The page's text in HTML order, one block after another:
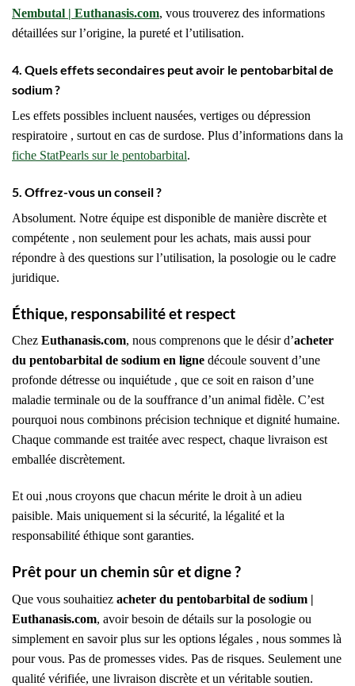
Nembutal | Euthanasis.com, vous trouverez des informations
détaillées sur l’origine, la pureté et l’utilisation.
4. Quels effets secondaires peut avoir le pentobarbital de
sodium ?
Les effets possibles incluent nausées, vertiges ou dépression
respiratoire , surtout en cas de surdose. Plus d’informations dans la
fiche StatPearls sur le pentobarbital.
5. Offrez-vous un conseil ?
Absolument. Notre équipe est disponible de manière discrète et
compétente , non seulement pour les achats, mais aussi pour
répondre à des questions sur l’utilisation, la posologie ou le cadre
juridique.
Éthique, responsabilité et respect
Chez Euthanasis.com, nous comprenons que le désir d’acheter
du pentobarbital de sodium en ligne découle souvent d’une
profonde détresse ou inquiétude , que ce soit en raison d’une
maladie terminale ou de la souffrance d’un animal fidèle. C’est
pourquoi nous combinons précision technique et dignité humaine.
Chaque commande est traitée avec respect, chaque livraison est
emballée discrètement.
Et oui ,nous croyons que chacun mérite le droit à un adieu
paisible. Mais uniquement si la sécurité, la légalité et la
responsabilité éthique sont garanties.
Prêt pour un chemin sûr et digne ?
Que vous souhaitiez acheter du pentobarbital de sodium |
Euthanasis.com, avoir besoin de détails sur la posologie ou
simplement en savoir plus sur les options légales , nous sommes là
pour vous. Pas de promesses vides. Pas de risques. Seulement une
qualité vérifiée, une livraison discrète et un véritable soutien.